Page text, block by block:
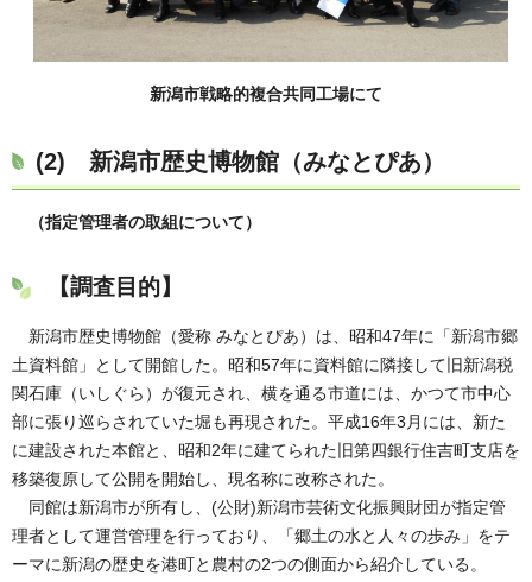
新潟市戦略的複合共同工場にて
(2) 新潟市歴史博物館（みなとぴあ）
（指定管理者の取組について）
【調査目的】
新潟市歴史博物館（愛称 みなとぴあ）は、昭和47年に「新潟市郷
土資料館」として開館した。昭和57年に資料館に隣接して旧新潟税
関石庫（いしぐら）が復元され、横を通る市道には、かつて市中心
部に張り巡らされていた堀も再現された。平成16年3月には、新た
に建設された本館と、昭和2年に建てられた旧第四銀行住吉町支店を
移築復原して公開を開始し、現名称に改称された。
同館は新潟市が所有し、(公財)新潟市芸術文化振興財団が指定管
理者として運営管理を行っており、「郷土の水と人々の歩み」をテ
ーマに新潟の歴史を港町と農村の2つの側面から紹介している。